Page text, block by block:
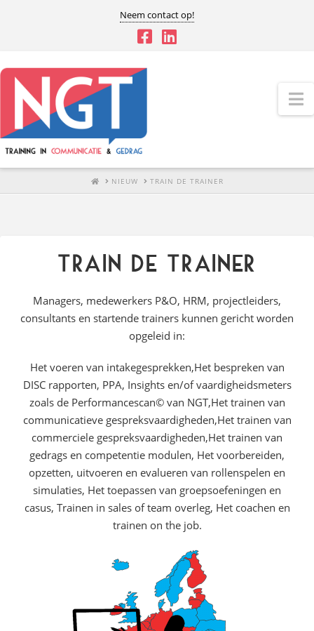
Neem contact op!
HOMENIEUW TRAIN DE TRAINER
Train de Trainer
Managers, medewerkers P&O, HRM, projectleiders,
consultants en startende trainers kunnen gericht worden
opgeleid in:
Het voeren van intakegesprekken,Het bespreken van
DISC rapporten, PPA, Insights en/of vaardigheidsmeters
zoals de Performancescan© van NGT,Het trainen van
communicatieve gespreksvaardigheden,Het trainen van
commerciele gespreksvaardigheden,Het trainen van
gedrags en competentie modulen, Het voorbereiden,
opzetten, uitvoeren en evalueren van rollenspelen en
simulaties, Het toepassen van groepsoefeningen en
casus, Trainen in sales of team overleg, Het coachen en
trainen on the job.